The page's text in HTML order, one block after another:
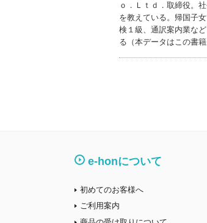
ｏ．Ｌｔｄ．取締役。
を教えている。帰国子
検１級、通訳案内業な
る（本データはこの書
e-honについて
初めてのお客様へ
ご利用案内